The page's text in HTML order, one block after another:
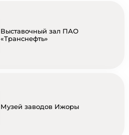
Выставочный зал ПАО
«Транснефть»
Музей заводов Ижоры